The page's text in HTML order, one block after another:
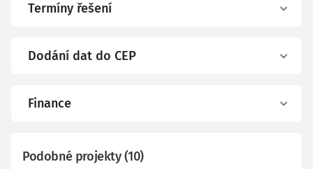
Termíny řešení
Dodání dat do CEP
Finance
Podobné projekty(10)